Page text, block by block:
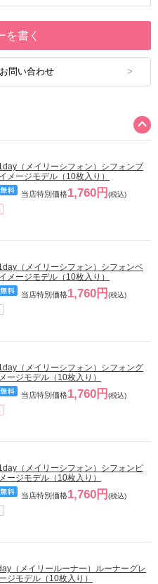
を書く
問い合わせ
（メイリーシフォン）シフォンブ
メージモデル（10枚入り）
当店特別価格1,760円 (税込)
（メイリーシフォン）シフォンベ
メージモデル（10枚入り）
当店特別価格1,760円 (税込)
（メイリーシフォン）シフォング
ージモデル（10枚入り）
当店特別価格1,760円 (税込)
（メイリーシフォン）シフォンピ
ージモデル（10枚入り）
当店特別価格1,760円 (税込)
（メイリールーナー）ルーナーグレ
ジモデル（10枚入り）